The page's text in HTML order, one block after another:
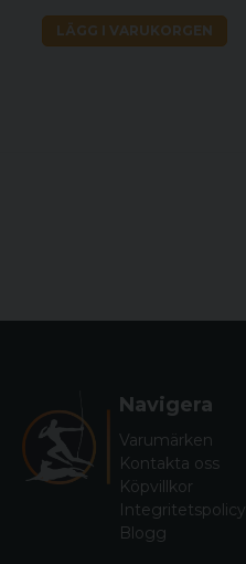
LÄGG I VARUKORGEN
Navigera
Varumärken
Kontakta oss
Köpvillkor
Integritetspolicy
Blogg